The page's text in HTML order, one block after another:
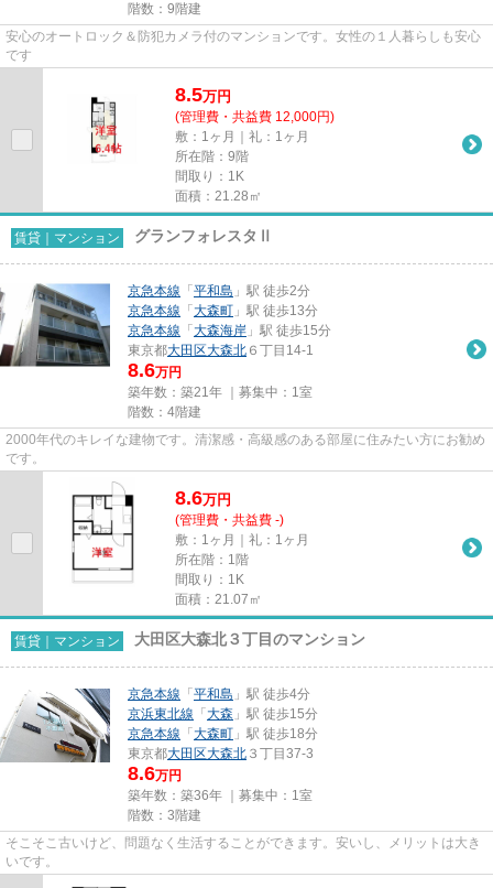
階数：9階建
安心のオートロック＆防犯カメラ付のマンションです。女性の１人暮らしも安心
です
8.5万円
(管理費・共益費 12,000円)
敷：1ヶ月｜礼：1ヶ月
所在階：9階
間取り：1K
面積：21.28㎡
賃貸｜マンション グランフォレスタⅡ
京急本線 「 平和島 」駅 徒歩2分
京急本線 「 大森町 」駅 徒歩13分
京急本線 「 大森海岸 」駅 徒歩15分
東京都大田区大森北 ６丁目14-1
8.6万円
築年数：築21年 ｜募集中： 1室
階数：4階建
2000年代のキレイな建物です。清潔感・高級感のある部屋に住みたい方にお勧め
です。
8.6万円
(管理費・共益費 -)
敷：1ヶ月｜礼：1ヶ月
所在階：1階
間取り：1K
面積：21.07㎡
賃貸｜マンション 大田区大森北３丁目のマンション
京急本線 「 平和島 」駅 徒歩4分
京浜東北線 「 大森 」駅 徒歩15分
京急本線 「 大森町 」駅 徒歩18分
東京都大田区大森北 ３丁目37-3
8.6万円
築年数：築36年 ｜募集中： 1室
階数：3階建
そこそこ古いけど、問題なく生活することができます。安いし、メリットは大き
いです。